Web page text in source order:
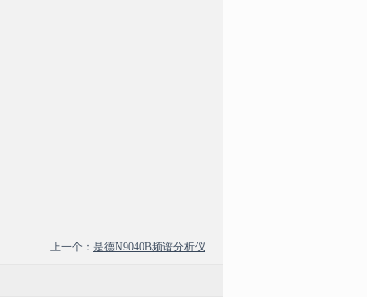
上一个： 是德N9040B频谱分析仪